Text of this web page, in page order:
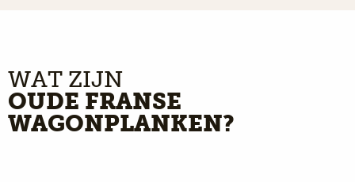
WAT ZIJN
OUDE FRANSE
WAGONPLANKEN?